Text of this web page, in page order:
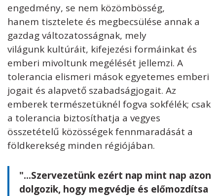
engedmény, se nem közömbösség,
hanem tisztelete és megbecsülése annak a
gazdag változatosságnak, mely
világunk kultúráit, kifejezési formáinkat és
emberi mivoltunk megélését jellemzi. A
tolerancia elismeri mások egyetemes emberi
jogait és alapvető szabadságjogait. Az
emberek természetüknél fogva sokfélék; csak
a tolerancia biztosíthatja a vegyes
összetételű közösségek fennmaradását a
földkerekség minden régiójában.
"...Szervezetünk ezért nap mint nap azon
dolgozik, hogy megvédje és előmozdítsa